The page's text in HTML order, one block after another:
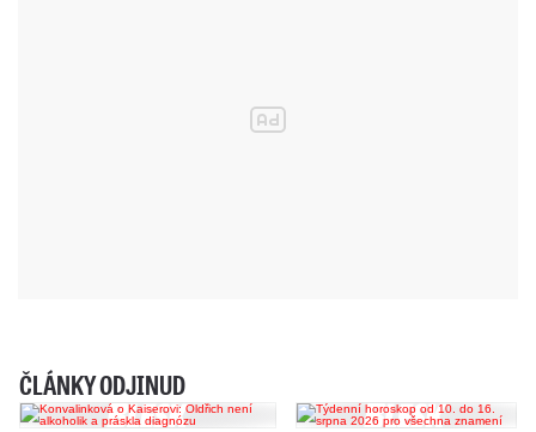
ČLÁNKY ODJINUD